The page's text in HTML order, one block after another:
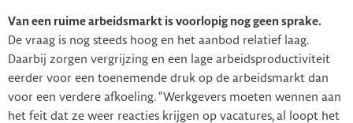
Van een ruime arbeidsmarkt is voorlopig nog geen sprake.
De vraag is nog steeds hoog en het aanbod relatief laag.
Daarbij zorgen vergrijzing en een lage arbeidsproductiviteit
eerder voor een toenemende druk op de arbeidsmarkt dan
voor een verdere afkoeling. “Werkgevers moeten wennen aan
het feit dat ze weer reacties krijgen op vacatures, al loopt het